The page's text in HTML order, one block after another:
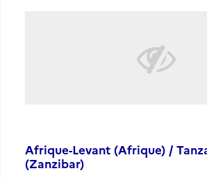
Afrique-Levant (Afrique) /
(Zanzibar)